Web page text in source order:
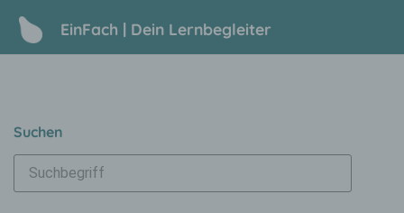
EinFach | Dein Lernbegleiter
Suchen